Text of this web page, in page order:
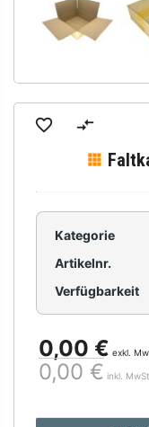
Kategorie
Artikelnr.
Verfügbarkeit
0,00 € exkl.
0,00 € inkl. MwSt.